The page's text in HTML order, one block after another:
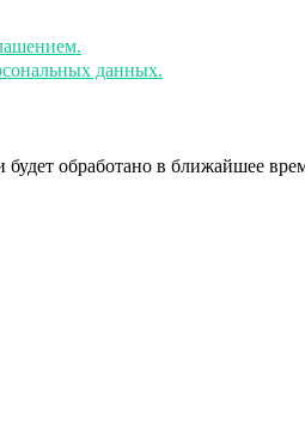
данных.
обработано в ближайшее